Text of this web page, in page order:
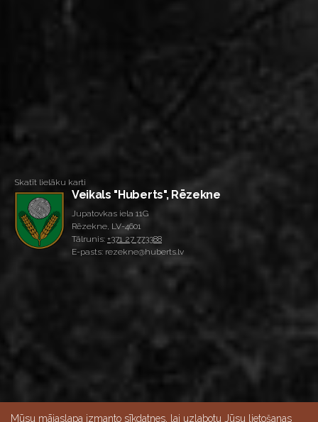
Skatīt lielāku karti
Veikals "Huberts", Rēzekne
Jupatovkas iela 11G
Rēzekne, LV-4601
Tālrunis: +371 27 773388
E-pasts: rezekne@huberts.lv
Mūsu mājaslapa izmanto sīkdatnes, lai uzlabotu Jūsu lietošanas